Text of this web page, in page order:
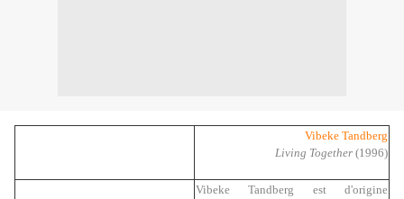
Vibeke Tandberg
Living Together (1996)
Vibeke Tandberg est d'origine